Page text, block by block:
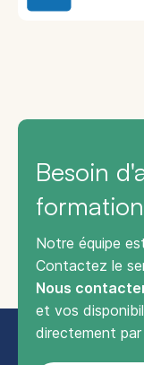
Besoin
Notre équipe
Contactez le
Nous
et vos
directement